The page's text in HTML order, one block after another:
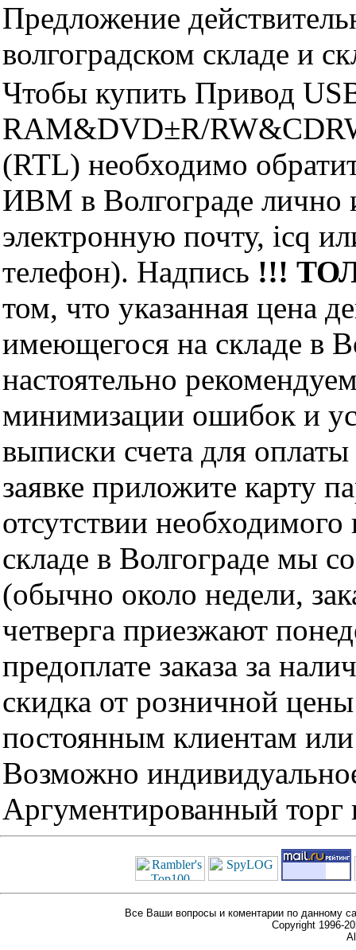
Предложение
волгоградском складе и
Чтобы купить Привод
RAM&DVD±R/
(RTL) необходимо
ИВМ в Волгограде лично
электронную почту, icq
телефон). Надпись !!!
том, что указанная цена
имеющегося на складе в
настоятельно
минимизации ошибок и
выписки счета для
заявке приложите карту
отсутствии
складе в Волгограде мы
(обычно около недели,
четверга приезжают
предоплате заказа за
скидка от розничной
постоянным клиентам
Возможно
Аргументированный торг
Все Ваши вопросы и коментарии по данному
Copyright 1996-